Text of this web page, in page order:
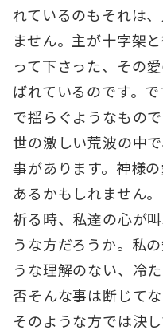
れているのもそれは
ません。主が十字架
って下さった、その
ばれているのです。
で揺らぐようなもので
世の激しい荒波の中
事があります。神様
あるかもしれません
祈る時、私達の心が
うな方だろうか。私
うな理解のない、冷
否そんな事は断じて
そのような方では決